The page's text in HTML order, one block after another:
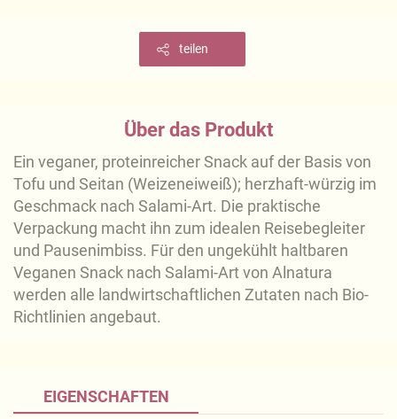
teilen
Über das Produkt
Ein veganer, proteinreicher Snack auf der Basis von
Tofu und Seitan (Weizeneiweiß); herzhaft-würzig im
Geschmack nach Salami-Art. Die praktische
Verpackung macht ihn zum idealen Reisebegleiter
und Pausenimbiss. Für den ungekühlt haltbaren
Veganen Snack nach Salami-Art von Alnatura
werden alle landwirtschaftlichen Zutaten nach Bio-
Richtlinien angebaut.
EIGENSCHAFTEN